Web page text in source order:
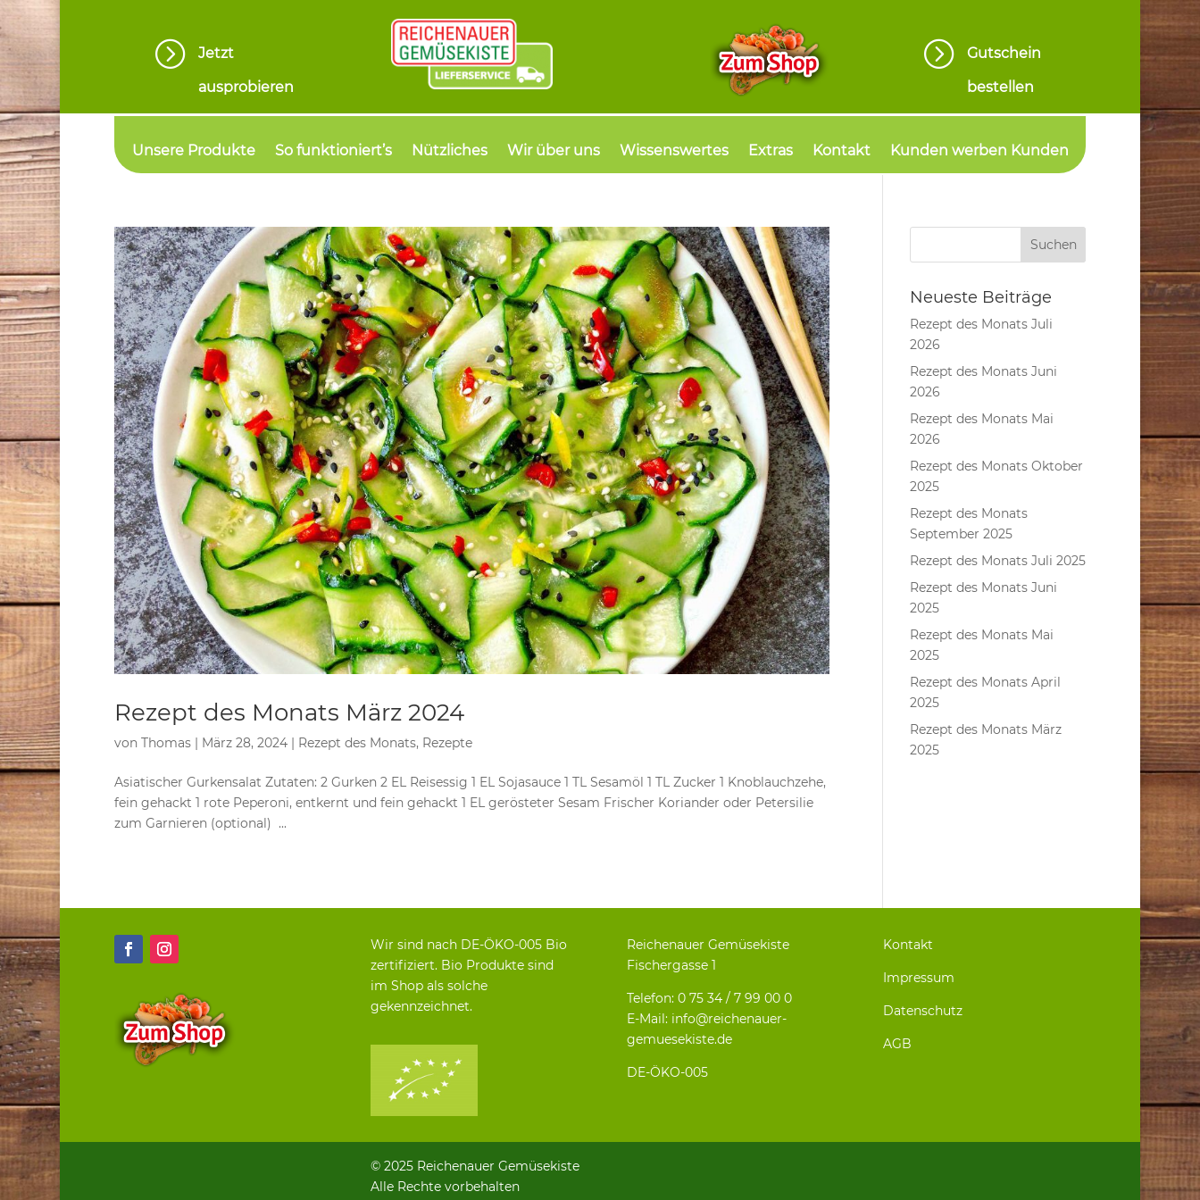
=
Jetzt
ausprobieren
=
Gutschein
bestellen
Unsere Produkte So funktioniert’s Nützliches Wir über uns Wissenswertes Extras Kontakt Kunden werben Kunden
Rezept des Monats März 2024
von Thomas| März 28, 2024| Rezept des Monats, Rezepte
Asiatischer Gurkensalat Zutaten: 2 Gurken 2 EL Reisessig 1 EL Sojasauce 1 TL Sesamöl 1 TL Zucker 1 Knoblauchzehe,
fein gehackt 1 rote Peperoni, entkernt und fein gehackt 1 EL gerösteter Sesam Frischer Koriander oder Petersilie
zum Garnieren (optional) ...
Neueste Beiträge
Rezept des Monats Juli
2026
Rezept des Monats Juni
2026
Rezept des Monats Mai
2026
Rezept des Monats Oktober
2025
Rezept des Monats
September 2025
Rezept des Monats Juli 2025
Rezept des Monats Juni
2025
Rezept des Monats Mai
2025
Rezept des Monats April
2025
Rezept des Monats März
2025
Wir sind nach DE-ÖKO-005 Bio
zertifiziert. Bio Produkte sind
im Shop als solche
gekennzeichnet.
Reichenauer Gemüsekiste
Fischergasse 1
Telefon: 0 75 34 / 7 99 00 0
E-Mail: info@reichenauer-
gemuesekiste.de
DE-ÖKO-005
Kontakt
Impressum
Datenschutz
AGB
© 2025 Reichenauer Gemüsekiste
Alle Rechte vorbehalten